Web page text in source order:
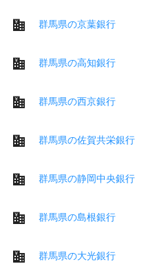
群馬県の京葉銀行
群馬県の高知銀行
群馬県の西京銀行
群馬県の佐賀共栄銀行
群馬県の静岡中央銀行
群馬県の島根銀行
群馬県の大光銀行